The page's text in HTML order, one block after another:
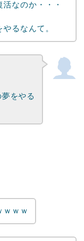
なのか・・・
るなんて。
をやる
ｗｗｗ